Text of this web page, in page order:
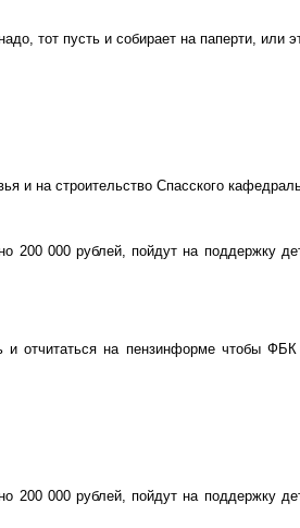
тот пусть и собирает на паперти, или
и на строительство Спасского
200 000 рублей, пойдут на поддержку
и отчитаться на пензинформечтобы ФБК
200 000 рублей, пойдут на поддержку